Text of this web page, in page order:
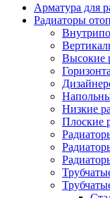
Арматура для
Радиаторы
Высокие
Низкие
Плоские